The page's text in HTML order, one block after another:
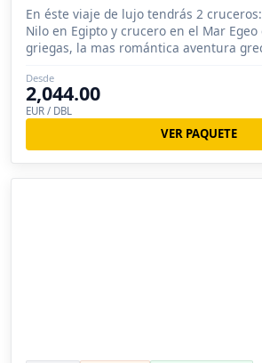
En éste viaje de lujo tendrás 2
Nilo en Egipto y crucero en el Mar
griegas, la mas romántica aventura
Desde
2,044.00
EUR / DBL
VER PAQUETE